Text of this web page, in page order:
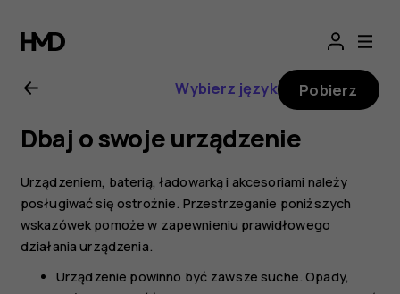
Nokia
G21
—
instrukcja
obsługi
Wybierz język Pobierz
Dbaj o swoje urządzenie
Urządzeniem, baterią, ładowarką i akcesoriami należy
posługiwać się ostrożnie. Przestrzeganie poniższych
wskazówek pomoże w zapewnieniu prawidłowego
działania urządzenia.
Urządzenie powinno być zawsze suche. Opady,